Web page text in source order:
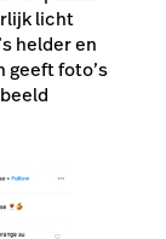
licht
helder en
geeft foto’s